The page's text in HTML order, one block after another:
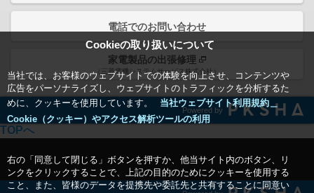
Cookieの取り扱いについて
当社では、お客様のウェブサイトでの体験を向上させ、コンテンツや
広告をパーソナライズし、ウェブサイトのトラフィックを分析するた
めに、クッキーを使用しています。
当社ウェブサイト利用規約＿
Cookie（クッキー）やアクセス解析ツールの利用
右の「同意して閉じる」ボタンを押すか、他当サイト内のボタン、リ
ンクをクリックすることで、上記の目的のためにクッキーを使用する
こと、また、皆様のデータを提携先や委託先と共有することに同意い
電話でのお問い合わせ
家電製品の出張修理
（三菱電機システムサービス株式会社）
Powered by
TOPへ